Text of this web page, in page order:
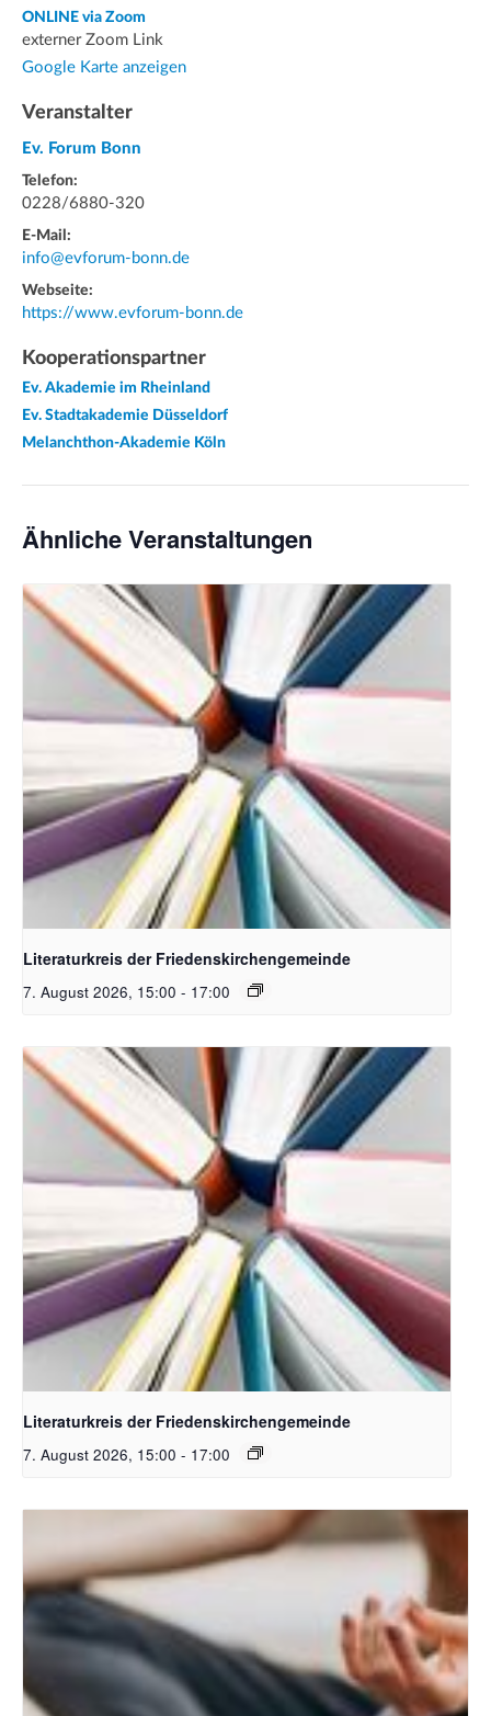
ONLINE via Zoom
externer Zoom Link
Google Karte anzeigen
Veranstalter
Ev. Forum Bonn
Telefon:
0228/6880-320
E-Mail:
info@evforum-bonn.de
Webseite:
https://www.evforum-bonn.de
Kooperationspartner
Ev. Akademie im Rheinland
Ev. Stadtakademie Düsseldorf
Melanchthon-Akademie Köln
Ähnliche Veranstaltungen
Bildquelle Pixabay
Literaturkreis der Friedenskirchengemeinde
7. August 2026, 15:00 - 17:00
Bildquelle Pixabay
Literaturkreis der Friedenskirchengemeinde
7. August 2026, 15:00 - 17:00